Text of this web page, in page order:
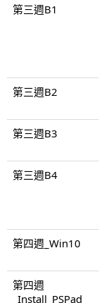
第三週B1
第三週B2
第三週B3
第三週B4
第四週_Win10
第四週
_Install_PSPad